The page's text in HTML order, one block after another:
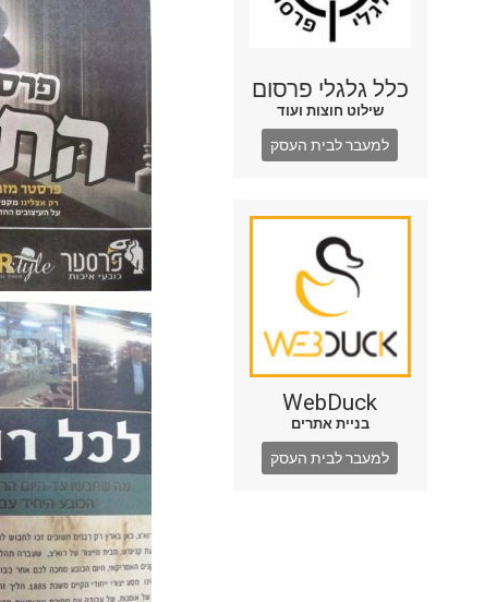
כלל גלגלי פרסום
שילוט חוצות ועוד
למעבר לבית העסק
WebDuck
בניית אתרים
למעבר לבית העסק